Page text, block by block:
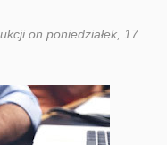
on poniedziałek, 17